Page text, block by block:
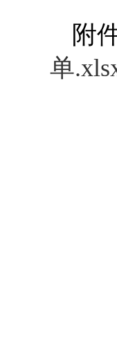
附
单